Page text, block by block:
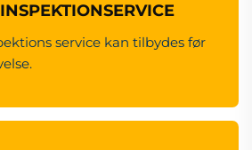
service kan tilbydes før